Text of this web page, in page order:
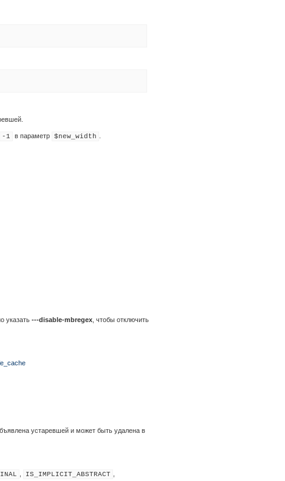
-1 в параметр $new_width
указать ---disable-mbregex , чтобы отключить
устаревшей и может быть удалена в
IS_IMPLICIT_ABSTRACT